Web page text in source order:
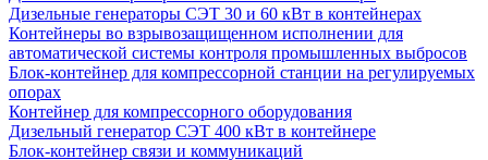
Дизельные генераторы СЭТ 30 и 60 кВт в контейнерах
Контейнеры во взрывозащищенном исполнении для
автоматической системы контроля промышленных выбросов
Блок-контейнер для компрессорной станции на регулируемых
опорах
Контейнер для компрессорного оборудования
Дизельный генератор СЭТ 400 кВт в контейнере
Блок-контейнер связи и коммуникаций